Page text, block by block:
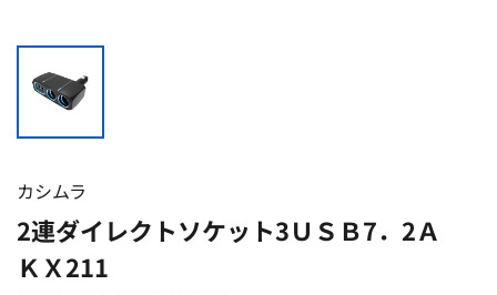
カシムラ
2連ダイレクトソケット3ＵＳＢ7．2Ａ
ＫＸ211